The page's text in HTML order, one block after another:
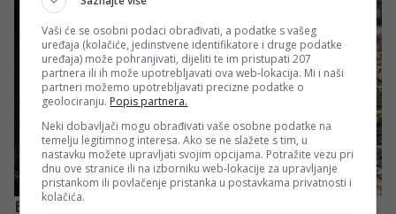
Vaši će se osobni podaci obrađivati, a podatke s vašeg
uređaja (kolačiće, jedinstvene identifikatore i druge podatke
uređaja) može pohranjivati, dijeliti te im pristupati 207
partnera ili ih može upotrebljavati ova web-lokacija. Mi i naši
partneri možemo upotrebljavati precizne podatke o
geolociranju. Popis partnera.
Neki dobavljači mogu obrađivati vaše osobne podatke na
temelju legitimnog interesa. Ako se ne slažete s tim, u
nastavku možete upravljati svojim opcijama. Potražite vezu pri
dnu ove stranice ili na izborniku web-lokacije za upravljanje
pristankom ili povlačenje pristanka u postavkama privatnosti i
kolačića.